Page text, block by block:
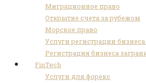
Миграционное право
Открытие счета за рубежом
Морское право
Услуги регистрации
Регистрация бизнеса
FinTech
Услуги для форекс